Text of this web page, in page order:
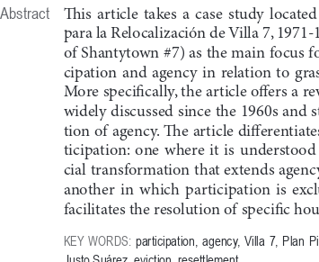
Abstract This  article  takes  a  case  study
para la Relocalización de Villa 7, 1971-
of Shantytown #7) as the main focus
cipation  and  agency  in  relation  to
More specifically, the article offers a
widely discussed since the 1960s and
tion of agency. The article diff
ticipation:  one where  it  is  understood
cial transformation that extends
another  in which
participation  is
facilitates the resolution of specific h
KEY WORDS: participation, agency, Villa 7, Plan